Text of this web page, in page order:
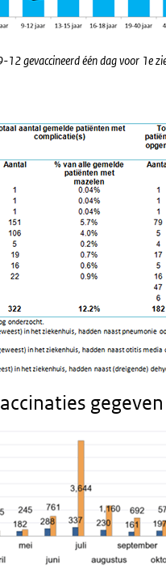
12 gevaccineerd één dag voor 1e